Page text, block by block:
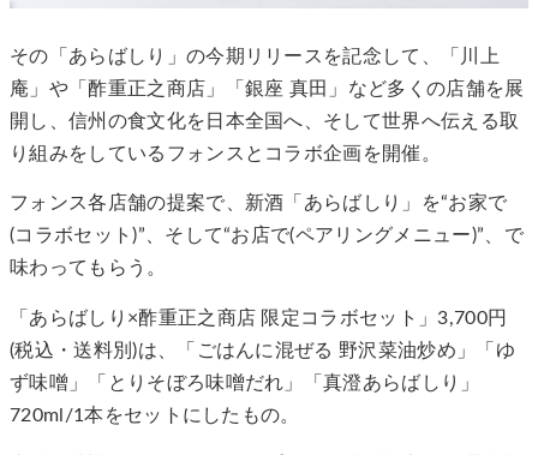
その「あらばしり」の今期リリースを記念して、「川上
庵」や「酢重正之商店」「銀座 真田」など多くの店舗を展
開し、信州の食文化を日本全国へ、そして世界へ伝える取
り組みをしているフォンスとコラボ企画を開催。
フォンス各店舗の提案で、新酒「あらばしり」を“お家で
(コラボセット)”、そして“お店で(ペアリングメニュー)”、で
味わってもらう。
「あらばしり×酢重正之商店 限定コラボセット」3,700円
(税込・送料別)は、「ごはんに混ぜる 野沢菜油炒め」「ゆ
ず味噌」「とりそぼろ味噌だれ」「真澄あらばしり」
720ml/1本をセットにしたもの。